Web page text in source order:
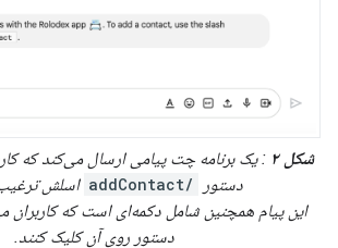
شکل ۲
: یک برنامه چت پیامی ارسال می‌کند که
دستور
/addContact
اسلش
این پیام همچنین شامل دکمه‌ای است که کاربران
دستور روی آن کلیک کنند.